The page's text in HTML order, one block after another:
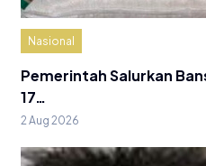
Nasional
Pemerintah Salurkan
17…
2 Aug 2026